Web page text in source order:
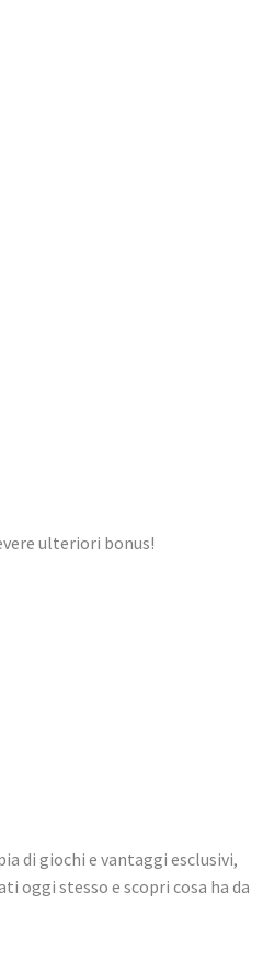
ulteriori bonus!
di giochi e vantaggi esclusivi,
oggi stesso e scopri cosa ha da